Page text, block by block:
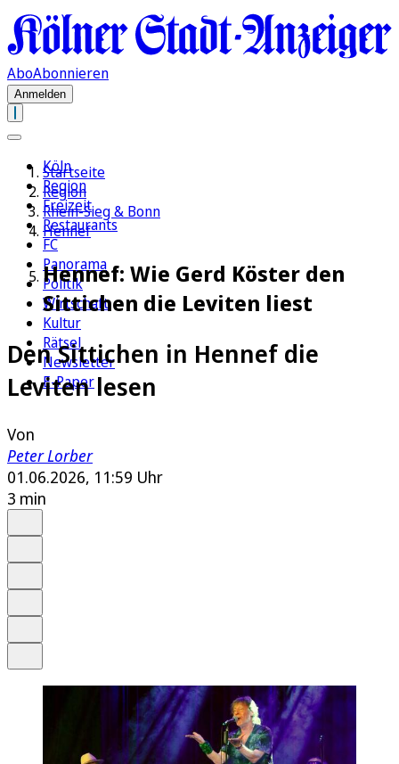
AboAbonnieren
Anmelden
Köln
Region
Freizeit
Restaurants
FC
Panorama
Politik
Wirtschaft
Kultur
Rätsel
Newsletter
E-Paper
Startseite
Region
Rhein-Sieg & Bonn
Hennef
Hennef: Wie Gerd Köster den
Sittichen die Leviten liest
Den Sittichen in Hennef die
Leviten lesen
Von
Peter Lorber
01.06.2026, 11:59 Uhr
3 min